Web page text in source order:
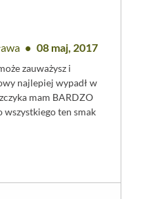
08 maj, 2017
zauważysz i
najlepiej wypadł w
mam BARDZO
wszystkiego ten smak